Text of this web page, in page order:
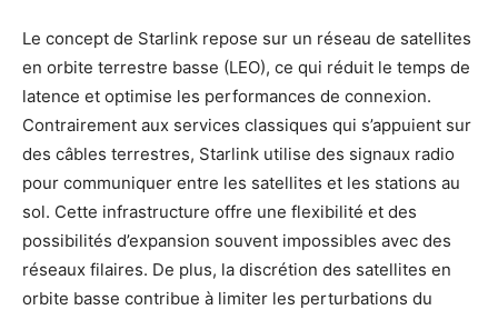
Le concept de Starlink repose sur un réseau de satellites
en orbite terrestre basse (LEO), ce qui réduit le temps de
latence et optimise les performances de connexion.
Contrairement aux services classiques qui s’appuient sur
des câbles terrestres, Starlink utilise des signaux radio
pour communiquer entre les satellites et les stations au
sol. Cette infrastructure offre une flexibilité et des
possibilités d’expansion souvent impossibles avec des
réseaux filaires. De plus, la discrétion des satellites en
orbite basse contribue à limiter les perturbations du